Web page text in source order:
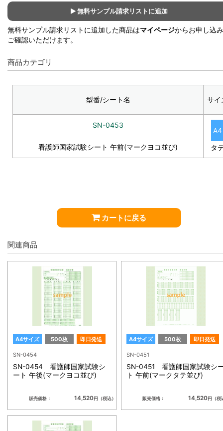
無料サンプル請求リストに追加
無料サンプル請求リストに追加した商品はマイページからお申し込
ご確認いただけます。
商品カテゴリ
型番/シート名 サイ
SN-0453
看護師国家試験シート 午前(マークヨコ並び)
A4
タ
カートに戻る
関連商品
A4サイズ 500枚 即日発送
SN-0454
SN-0454 看護師国家試験シ
ート 午後(マークヨコ並び)
販売価格： 14,520円（税込）
A4サイズ 500枚 即日発送
SN-0451
SN-0451 看護師国家試験シ
ト 午前(マークタテ並び)
販売価格： 14,520円（税